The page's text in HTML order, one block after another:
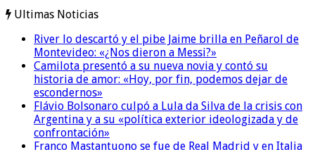
Ultimas Noticias
River lo descartó y el pibe Jaime brilla en Peñarol de
Montevideo: «¿Nos dieron a Messi?»
Camilota presentó a su nueva novia y contó su
historia de amor: «Hoy, por fin, podemos dejar de
escondernos»
Flávio Bolsonaro culpó a Lula da Silva de la crisis con
Argentina y a su «política exterior ideologizada y de
confrontación»
Franco Mastantuono se fue de Real Madrid y en Italia